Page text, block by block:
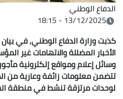
الدفاع الوطني
13/12/2025 - 18:15
كذبت وزارة الدفاع الوطني, في
الأخبار المضللة والاتهامات غير
وسائل إعلام ومواقع إلكترونية
تتضمن معلومات زائفة وعارية من
لوحدات مرتزقة تنشط في منطقة